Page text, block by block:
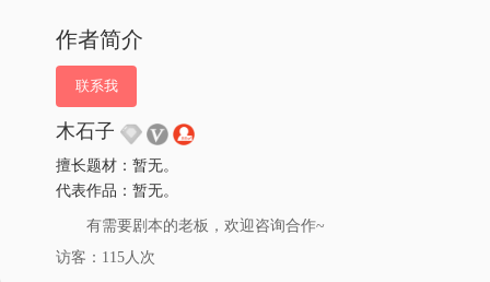
作者简介
联系我
木石子
擅长题材：暂无。
代表作品：暂无。
有需要剧本的老板，欢迎咨询合作~
访客：115人次